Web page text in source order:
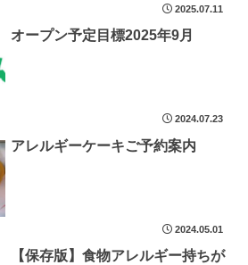
2025.07.11
オープン予定目標2025年9月
2024.07.23
アレルギーケーキご予約案内
2024.05.01
【保存版】食物アレルギー持ちが